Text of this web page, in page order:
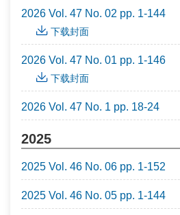
2026 Vol. 47 No. 02 pp. 1-144
下载封面
2026 Vol. 47 No. 01 pp. 1-146
下载封面
2026 Vol. 47 No. 1 pp. 18-24
2025
2025 Vol. 46 No. 06 pp. 1-152
2025 Vol. 46 No. 05 pp. 1-144